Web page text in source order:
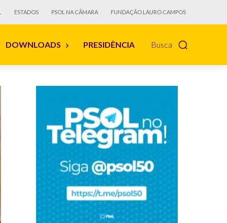
ESTADOS PSOL NA CÂMARA FUNDAÇÃO LAURO CAMPOS
Busca
DOWNLOADS PRESIDÊNCIA